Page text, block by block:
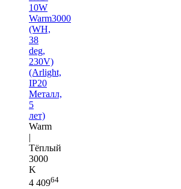
10W
Warm3000
(WH,
38
deg,
230V)
(Arlight,
IP20
Металл,
5
лет)
Warm
|
Тёплый
3000
K
4 40964